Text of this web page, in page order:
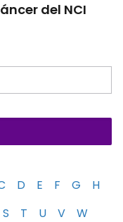
del NCI
D E F G
H
S T U V
W